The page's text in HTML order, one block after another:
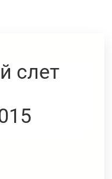
слет